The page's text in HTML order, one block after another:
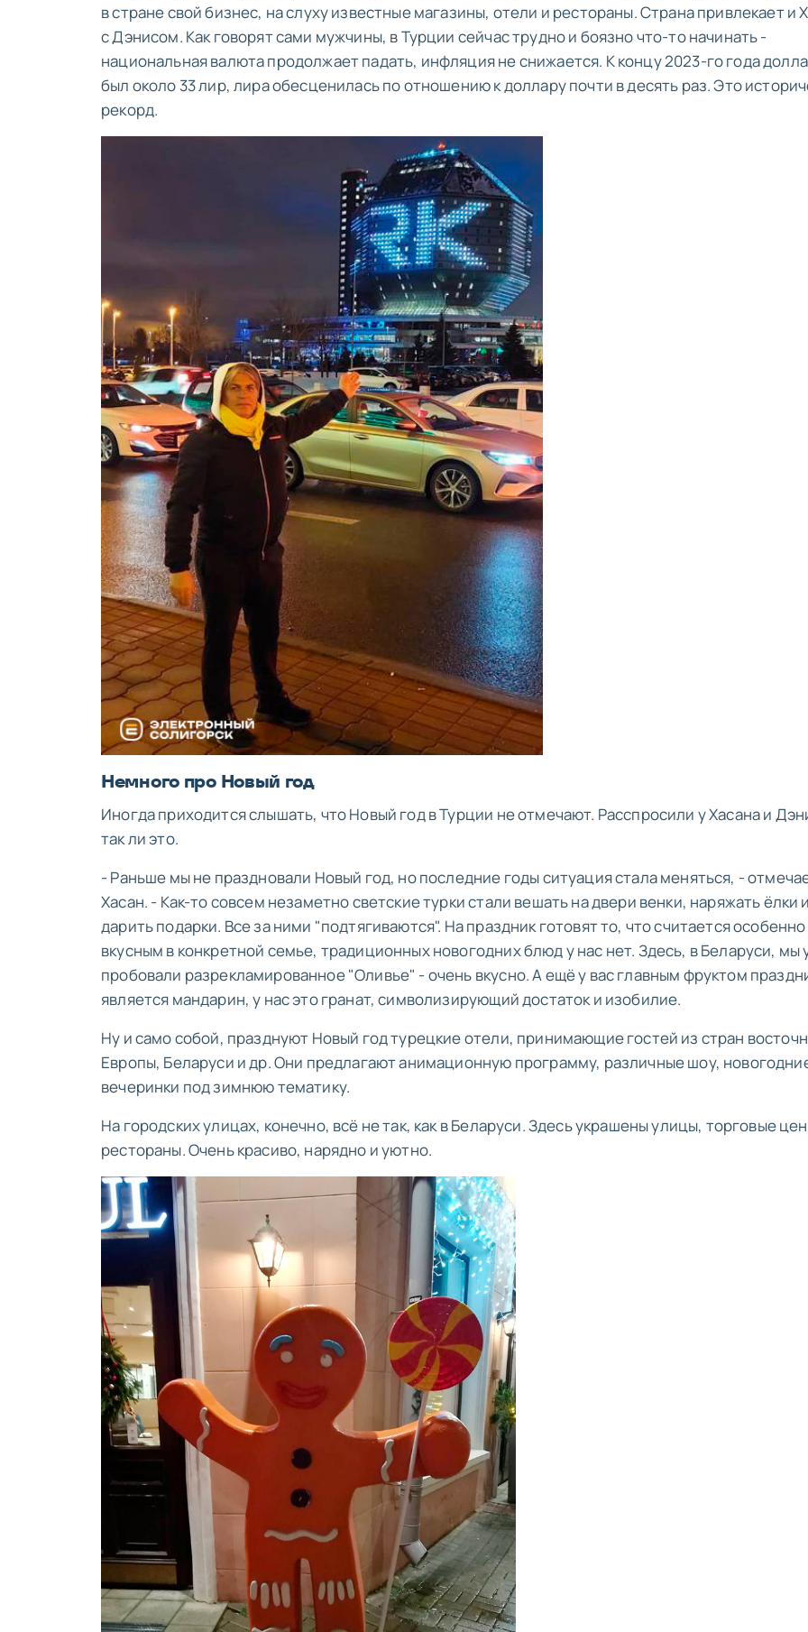
в стране свой бизнес, на слуху известные магазины, отели и рестораны. Страна привлекает и
с Дэнисом. Как говорят сами мужчины, в Турции сейчас трудно и боязно что-то начинать -
национальная валюта продолжает падать, инфляция не снижается. К концу 2023-го года
был около 33 лир, лира обесценилась по отношению к доллару почти в десять раз. Это
рекорд.
Немного про Новый год
Иногда приходится слышать, что Новый год в Турции не отмечают. Расспросили у Хасана и
так ли это.
- Раньше мы не праздновали Новый год, но последние годы ситуация стала меняться, -
Хасан. - Как-то совсем незаметно светские турки стали вешать на двери венки, наряжать ёлки
дарить подарки. Все за ними "подтягиваются". На праздник готовят то, что считается особенно
вкусным в конкретной семье, традиционных новогодних блюд у нас нет. Здесь, в Беларуси, мы
пробовали разрекламированное "Оливье" - очень вкусно. А ещё у вас главным фруктом
является мандарин, у нас это гранат, символизирующий достаток и изобилие.
Ну и само собой, празднуют Новый год турецкие отели, принимающие гостей из стран
Европы, Беларуси и др. Они предлагают анимационную программу, различные шоу,
вечеринки под зимнюю тематику.
На городских улицах, конечно, всё не так, как в Беларуси. Здесь украшены улицы, торговые
рестораны. Очень красиво, нарядно и уютно.